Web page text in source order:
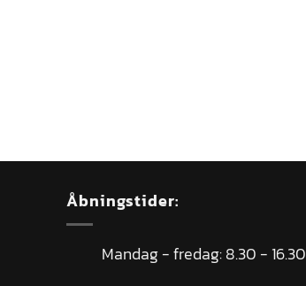
Åbningstider:
Mandag - fredag: 8.30 - 16.30